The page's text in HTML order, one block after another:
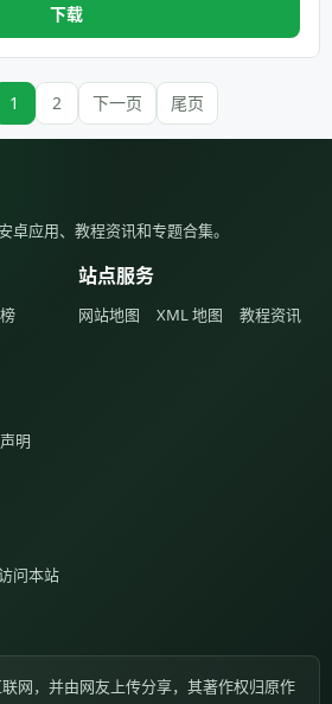
下载
1 2 下一页 尾页
卓应用、教程资讯和专题合集。
站点服务
网站地图 XML 地图 教程资讯
明
问本站
网，并由网友上传分享，其著作权归原作